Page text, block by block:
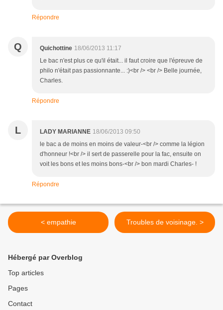
Répondre
Q Quichottine 18/06/2013 11:17
Le bac n'est plus ce qu'il était... il faut croire que l'épreuve de
philo n'était pas passionnante... :)<br /> <br /> Belle journée,
Charles.
Répondre
L LADY MARIANNE 18/06/2013 09:50
le bac a de moins en moins de valeur-<br /> comme la légion
d'honneur !<br /> il sert de passerelle pour la fac, ensuite on
voit les bons et les moins bons-<br /> bon mardi Charles- !
Répondre
< empathie Troubles de voisinage. >
Hébergé par Overblog
Top articles
Pages
Contact